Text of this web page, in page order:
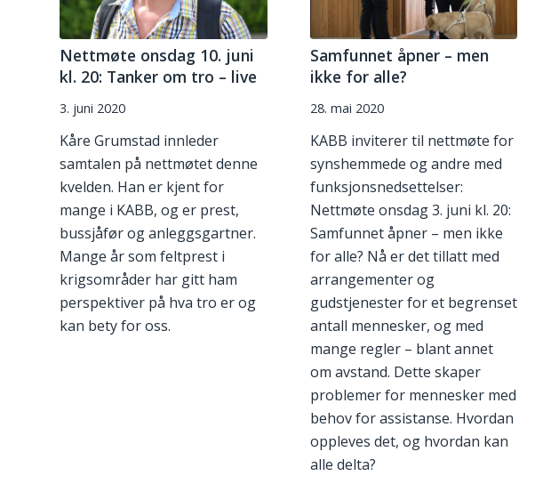
Nettmøte onsdag 10. juni
kl. 20: Tanker om tro – live
3. juni 2020
Kåre Grumstad innleder
samtalen på nettmøtet denne
kvelden. Han er kjent for
mange i KABB, og er prest,
bussjåfør og anleggsgartner.
Mange år som feltprest i
krigsområder har gitt ham
perspektiver på hva tro er og
kan bety for oss.
Samfunnet åpner – men
ikke for alle?
28. mai 2020
KABB inviterer til nettmøte for
synshemmede og andre med
funksjonsnedsettelser:
Nettmøte onsdag 3. juni kl. 20:
Samfunnet åpner – men ikke
for alle? Nå er det tillatt med
arrangementer og
gudstjenester for et begrenset
antall mennesker, og med
mange regler – blant annet
om avstand. Dette skaper
problemer for mennesker med
behov for assistanse. Hvordan
oppleves det, og hvordan kan
alle delta?